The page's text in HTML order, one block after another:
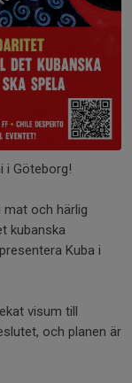
i Göteborg!
mat och härlig
kubanska
Kuba i
visum till
och planen är